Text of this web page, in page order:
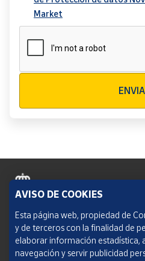
Market
Política de cookies
Aviso legal
AVISO DE COOKIES
Esta página web, propiedad de
y de terceros con la finalidad de
elaborar información estadística,
navegación y servir publicidad